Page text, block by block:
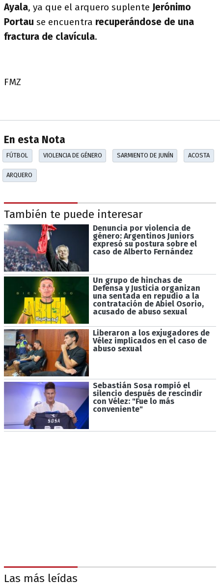
Ayala, ya que el arquero suplente Jerónimo
Portau se encuentra recuperándose de una
fractura de clavícula.
FMZ
En esta Nota
FÚTBOL VIOLENCIA DE GÉNERO SARMIENTO DE JUNÍN ACOSTA
ARQUERO
También te puede interesar
Denuncia por violencia de
género: Argentinos Juniors
expresó su postura sobre el
caso de Alberto Fernández
Un grupo de hinchas de
Defensa y Justicia organizan
una sentada en repudio a la
contratación de Abiel Osorio,
acusado de abuso sexual
Liberaron a los exjugadores de
Vélez implicados en el caso de
abuso sexual
Sebastián Sosa rompió el
silencio después de rescindir
con Vélez: "Fue lo más
conveniente"
Las más leídas